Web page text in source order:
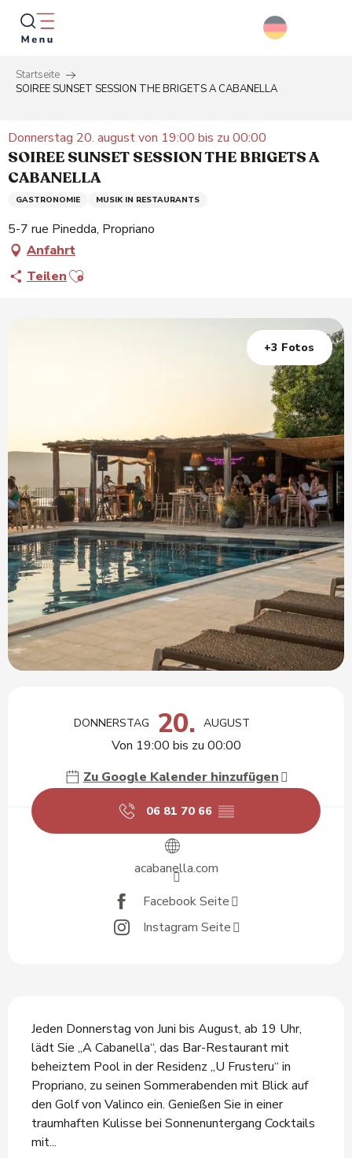
Aller
contenu
principal
Startseite
SOIREE SUNSET SESSION THE BRIGETS A CABANELLA
Donnerstag 20. august von 19:00 bis zu 00:00
SOIREE SUNSET SESSION THE BRIGETS A
CABANELLA
GASTRONOMIE MUSIK IN RESTAURANTS
5-7 rue Pinedda, Propriano
Anfahrt
TeilenAjouter aux favoris
+3 Fotos
DONNERSTAG 20. AUGUST
Von 19:00 bis zu 00:00
Zu Google Kalender hinzufügen
06 81 70 66 ▒▒
acabanella.com
Facebook Seite
Instagram Seite
Jeden Donnerstag von Juni bis August, ab 19 Uhr,
lädt Sie „A Cabanella“, das Bar-Restaurant mit
beheiztem Pool in der Residenz „U Frusteru“ in
Propriano, zu seinen Sommerabenden mit Blick auf
den Golf von Valinco ein. Genießen Sie in einer
traumhaften Kulisse bei Sonnenuntergang Cocktails
mit...